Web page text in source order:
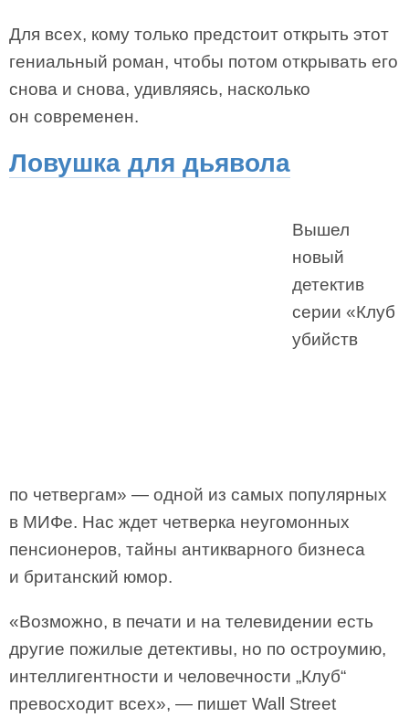
Для всех, кому только предстоит открыть этот
гениальный роман, чтобы потом открывать его
снова и снова, удивляясь, насколько
он современен.
Ловушка для дьявола
Вышел
новый
детектив
серии «Клуб
убийств
по четвергам» — одной из самых популярных
в МИФе. Нас ждет четверка неугомонных
пенсионеров, тайны антикварного бизнеса
и британский юмор.
«Возможно, в печати и на телевидении есть
другие пожилые детективы, но по остроумию,
интеллигентности и человечности „Клуб“
превосходит всех», — пишет Wall Street